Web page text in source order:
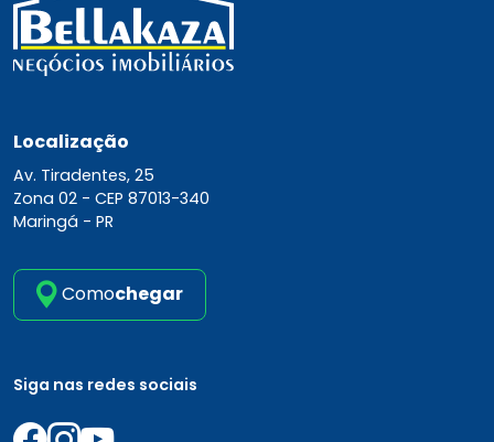
Localização
Av. Tiradentes, 25
Zona 02 - CEP 87013-340
Maringá - PR
Comochegar
Siga nas redes sociais